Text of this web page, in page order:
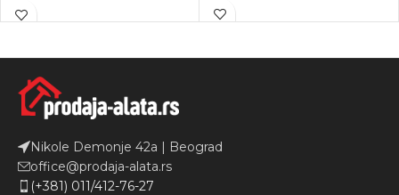
Nikole Demonje 42a | Beograd
office@prodaja-alata.rs
(+381) 011/412-76-27